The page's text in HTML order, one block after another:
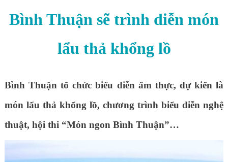
Bình Thuận sẽ trình diễn món
lẩu thả khổng lồ
Bình Thuận tổ chức biểu diễn ẩm thực, dự kiến là
món lẩu thả khổng lồ, chương trình biểu diễn nghệ
thuật, hội thi “Món ngon Bình Thuận”…